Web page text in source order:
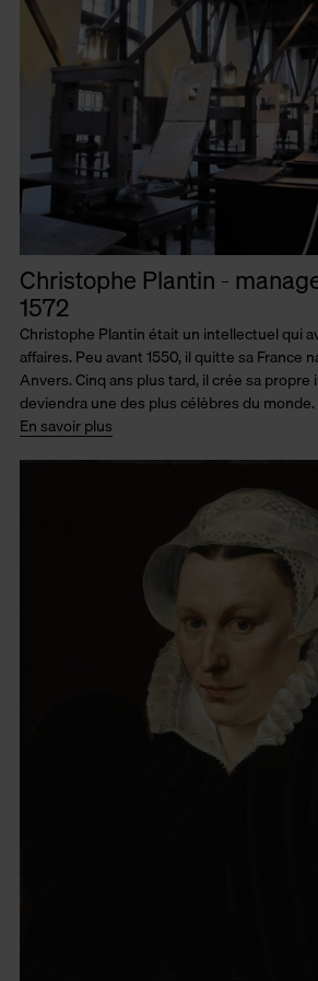
Christophe Plantin -
1572
Christophe Plantin était un intellectuel qui
affaires. Peu avant 1550, il quitte sa France
Anvers. Cinq ans plus tard, il crée sa propre
deviendra une des plus célèbres du monde.
En savoir plus